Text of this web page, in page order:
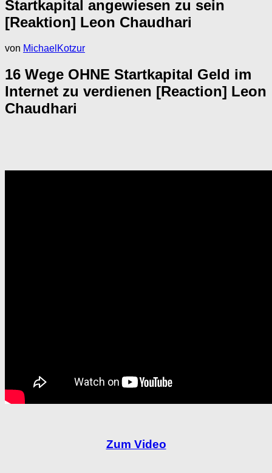
Startkapital angewiesen zu sein
[Reaktion] Leon Chaudhari
von MichaelKotzur
16 Wege OHNE Startkapital Geld im
Internet zu verdienen [Reaction] Leon
Chaudhari
Zum Video